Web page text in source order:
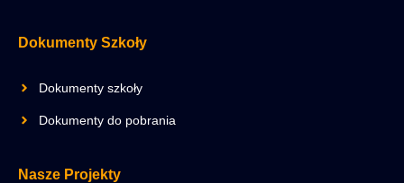
Dokumenty Szkoły
Dokumenty szkoły
Dokumenty do pobrania
Nasze Projekty